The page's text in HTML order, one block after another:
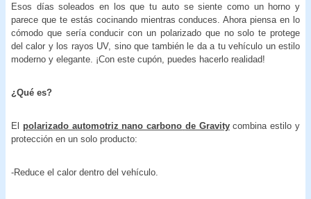
Esos días soleados en los que tu auto se siente como un horno y
parece que te estás cocinando mientras conduces. Ahora piensa en lo
cómodo que sería conducir con un polarizado que no solo te protege
del calor y los rayos UV, sino que también le da a tu vehículo un estilo
moderno y elegante. ¡Con este cupón, puedes hacerlo realidad!
¿Qué es?
El polarizado automotriz nano carbono de Gravitycombina estilo y
protección en un solo producto:
-Reduce el calor dentro del vehículo.